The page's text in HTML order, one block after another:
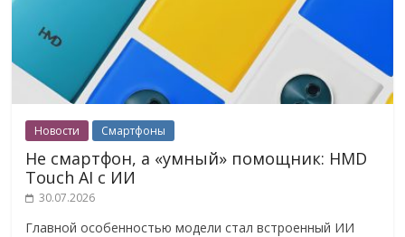
Новости Смартфоны
Не смартфон, а «умный» помощник: HMD
Touch AI с ИИ
30.07.2026
Главной особенностью модели стал встроенный ИИ